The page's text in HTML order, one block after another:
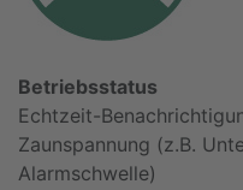
Betriebsstatus
Echtzeit-
Zaunspannung (z.B.
Alarmschwelle)